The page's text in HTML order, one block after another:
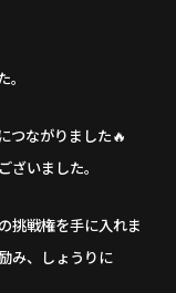
つながりました🔥
いました。
挑戦権を手に入れま
み、しょうりに